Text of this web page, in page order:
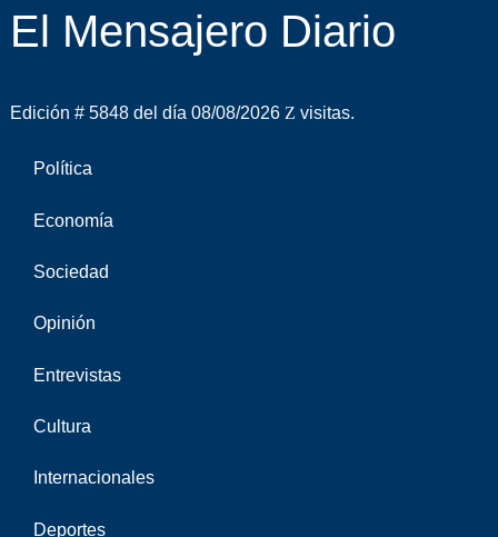
El Mensajero Diario
Edición # 5848 del día 08/08/2026 visitas.
Política
Economía
Sociedad
Opinión
Entrevistas
Cultura
Internacionales
Deportes